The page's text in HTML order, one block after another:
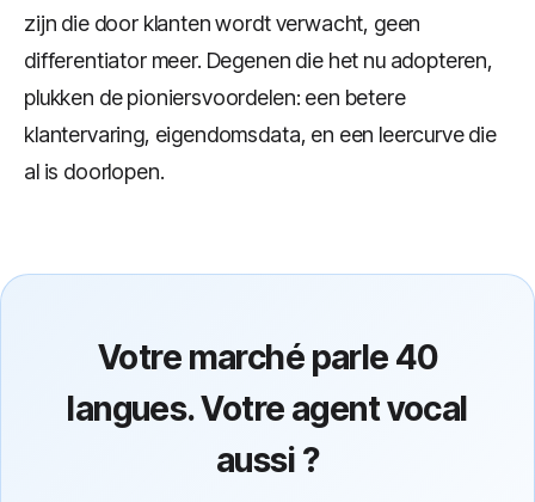
zijn die door klanten wordt verwacht, geen
differentiator meer. Degenen die het nu adopteren,
plukken de pioniersvoordelen: een betere
klantervaring, eigendomsdata, en een leercurve die
al is doorlopen.
Votre marché parle 40
langues. Votre agent vocal
aussi ?